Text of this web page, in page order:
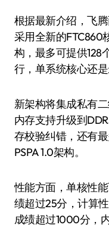
根据最新介绍，飞腾面向数据中心的下一代CPU将
采用全新的FTC860
构，最多可提供128
行，单系统核心还是
新架构将集成私有
内存支持升级到
存校验纠错，还有
PSPA 1.0架构。
性能方面，单核性
绩超过25分，计算
成绩超过1000分，